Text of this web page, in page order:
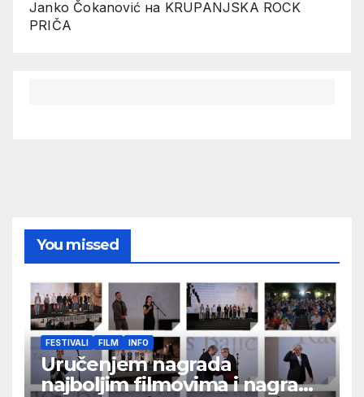
Janko Čokanović на KRUPANJSKA ROCK
PRIČA
You missed
FESTIVALI FILM INFO
Uručenjem nagrada
najboljim filmovima i nagrade